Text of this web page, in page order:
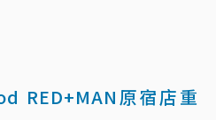
RED+MAN原宿店重